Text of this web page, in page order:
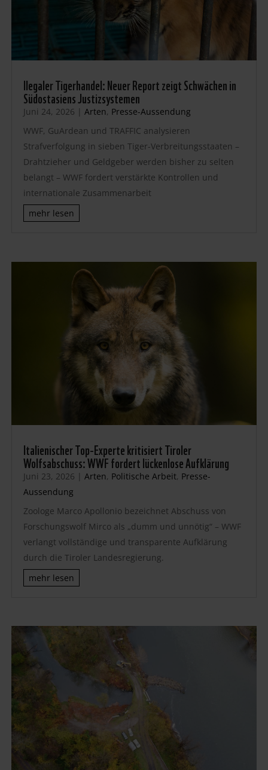
llegaler Tigerhandel: Neuer Report zeigt Schwächen in
Südostasiens Justizsystemen
Juni 24, 2026 | Arten, Presse-Aussendung
WWF, GuArdean und TRAFFIC analysieren
Strafverfolgung in sieben Tiger-Verbreitungsstaaten –
Drahtzieher und Geldgeber werden bisher zu selten
belangt – WWF fordert verstärkte Kontrollen und
internationale Zusammenarbeit
mehr lesen
Italienischer Top-Experte kritisiert Tiroler
Wolfsabschuss: WWF fordert lückenlose Aufklärung
Juni 23, 2026 | Arten, Politische Arbeit, Presse-
Aussendung
Zoologe Marco Apollonio bezeichnet Abschuss von
Forschungswolf Mirco als „dumm und unnötig“ – WWF
verlangt vollständige und transparente Aufklärung
durch die Tiroler Landesregierung.
mehr lesen